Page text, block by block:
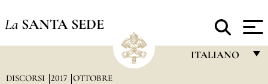
La SANTA SEDE
ITALIANO
DISCORSI 2017 OTTOBRE